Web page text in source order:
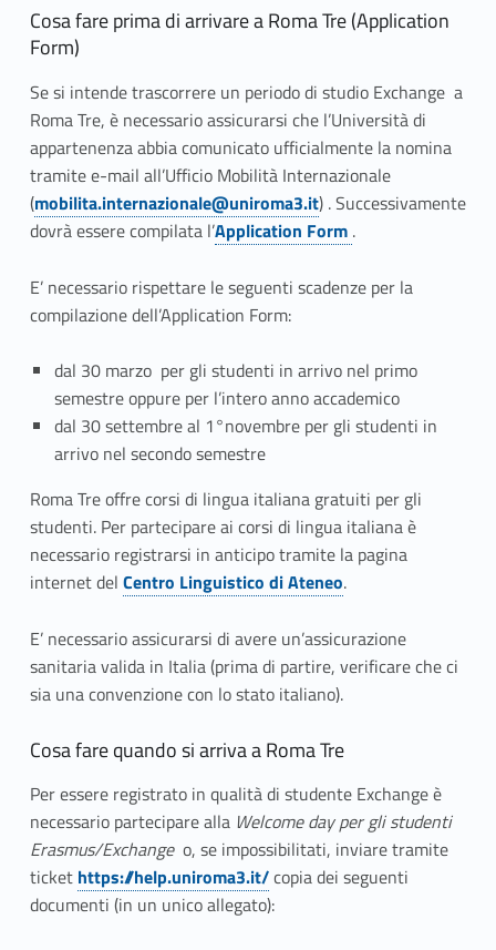
C
o
s
a
f
a
r
e
p
r
m
a
d
i
a
r
r
i
v
a
Cosa fare prima di arrivare a Roma Tre (Application
Form)
Se si intende trascorrere un periodo di studio Exchange a
Roma Tre, è necessario assicurarsi che l’Università di
appartenenza abbia comunicato ufficialmente la nomina
tramite e-mail all’Ufficio Mobilità Internazionale
(mobilita.internazionale@uniroma3.it) . Successivamente
dovrà essere compilata l’Application Form .
E’ necessario rispettare le seguenti scadenze per la
compilazione dell’Application Form:
dal 30 marzo per gli studenti in arrivo nel primo
semestre oppure per l’intero anno accademico
dal 30 settembre al 1°novembre per gli studenti in
arrivo nel secondo semestre
Roma Tre offre corsi di lingua italiana gratuiti per gli
studenti. Per partecipare ai corsi di lingua italiana è
necessario registrarsi in anticipo tramite la pagina
internet del Centro Linguistico di Ateneo.
E’ necessario assicurarsi di avere un’assicurazione
sanitaria valida in Italia (prima di partire, verificare che ci
sia una convenzione con lo stato italiano).
Cosa fare quando si arriva a Roma Tre
Per essere registrato in qualità di studente Exchange è
necessario partecipare alla Welcome day per gli studenti
Erasmus/Exchange o, se impossibilitati, inviare tramite
ticket https://help.uniroma3.it/copia dei seguenti
documenti (in un unico allegato):